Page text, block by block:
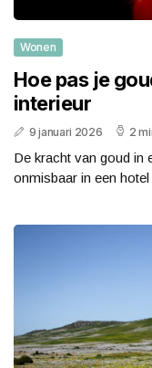
Wonen
Hoe pas je
interieur
9 januari 2026 2
De kracht van goud in
onmisbaar in een